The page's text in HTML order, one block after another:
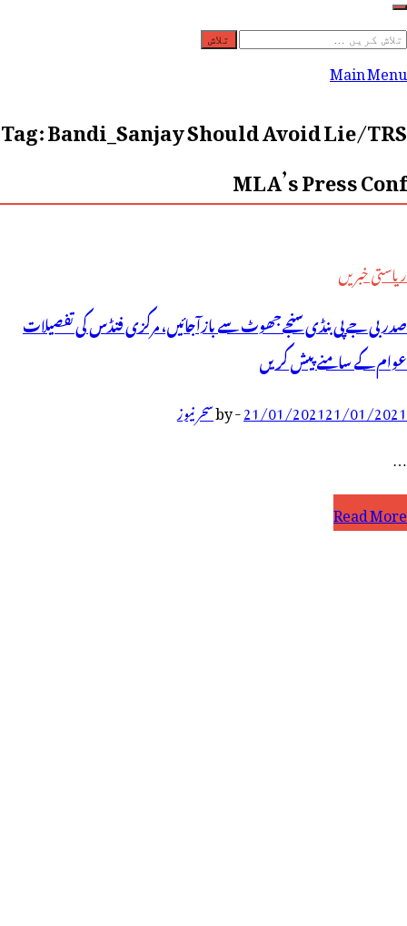
تلاش
کریں
Main Menu
Tag:Bandi_Sanjay Should Avoid Lie/TRS
MLA’s Press Conf
ریاستی خبریں
صدر بی جے پی بنڈی سنجے جھوٹ سے بازآجائیں، مرکزی فنڈس کی تفصیلات
عوام کے سامنے پیش کریں
21/01/202121/01/2021
-
byسحر نیوز
…
صدر
Read More